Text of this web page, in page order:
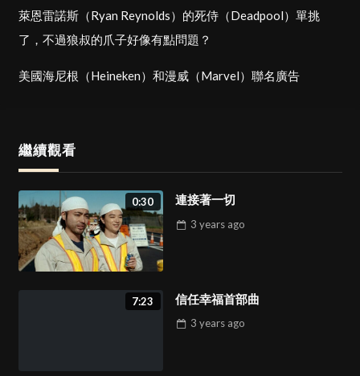
萊恩雷諾斯（Ryan Reynolds）的死侍（Deadpool）單挑
了，不過狼叔的爪子好像有點問題？
美國海尼根（Heineken）和漫威（Marvel）聯名廣告
繼續觀看
0:30 連接著一切
3 years ago
7:23 信任幸福首部曲
3 years ago